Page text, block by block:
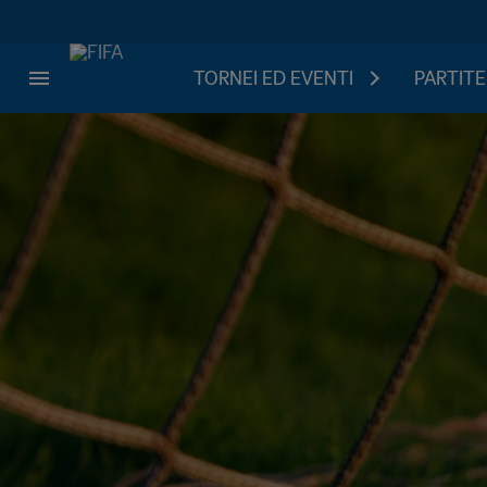
TORNEI ED EVENTI